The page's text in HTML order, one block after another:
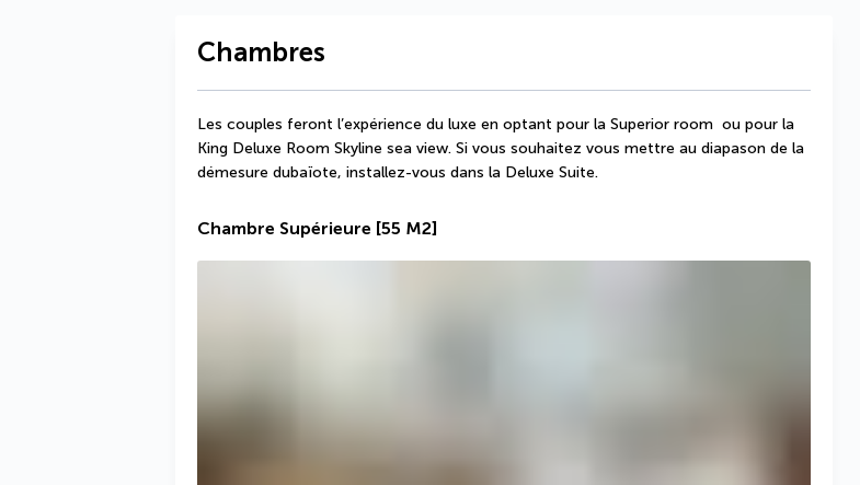
Chambres
Les couples feront l’expérience du luxe en optant pour la Superior room  ou pour la
King Deluxe Room Skyline sea view. Si vous souhaitez vous mettre au diapason de la
démesure dubaïote, installez-vous dans la Deluxe Suite.
Chambre Supérieure [55 M2]